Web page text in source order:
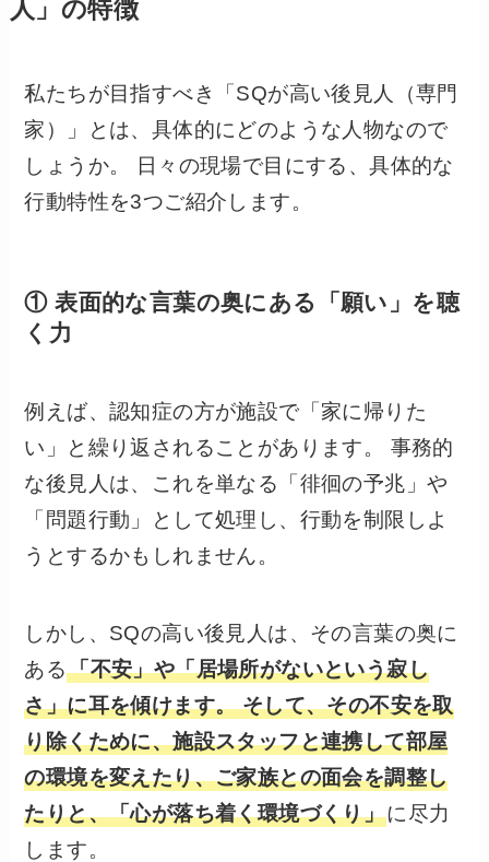
人」の特徴
私たちが目指すべき「SQが高い後見人（専門
家）」とは、具体的にどのような人物なので
しょうか。 日々の現場で目にする、具体的な
行動特性を3つご紹介します。
① 表面的な言葉の奥にある「願い」を聴
く力
例えば、認知症の方が施設で「家に帰りた
い」と繰り返されることがあります。 事務的
な後見人は、これを単なる「徘徊の予兆」や
「問題行動」として処理し、行動を制限しよ
うとするかもしれません。
しかし、SQの高い後見人は、その言葉の奥に
ある「不安」や「居場所がないという寂し
さ」に耳を傾けます。 そして、その不安を取
り除くために、施設スタッフと連携して部屋
の環境を変えたり、ご家族との面会を調整し
たりと、「心が落ち着く環境づくり」に尽力
します。